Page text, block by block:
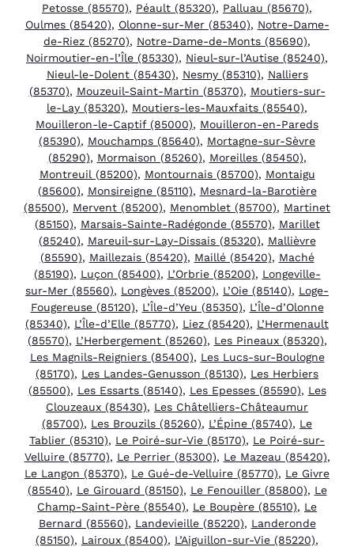
Petosse (85570), Péault (85320), Palluau (85670),
Oulmes (85420), Olonne-sur-Mer (85340), Notre-Dame-
de-Riez (85270), Notre-Dame-de-Monts (85690),
Noirmoutier-en-l’Île (85330), Nieul-sur-l’Autise (85240),
Nieul-le-Dolent (85430), Nesmy (85310), Nalliers
(85370), Mouzeuil-Saint-Martin (85370), Moutiers-sur-
le-Lay (85320), Moutiers-les-Mauxfaits (85540),
Mouilleron-le-Captif (85000), Mouilleron-en-Pareds
(85390), Mouchamps (85640), Mortagne-sur-Sèvre
(85290), Mormaison (85260), Moreilles (85450),
Montreuil (85200), Montournais (85700), Montaigu
(85600), Monsireigne (85110), Mesnard-la-Barotière
(85500), Mervent (85200), Menomblet (85700), Martinet
(85150), Marsais-Sainte-Radégonde (85570), Marillet
(85240), Mareuil-sur-Lay-Dissais (85320), Mallièvre
(85590), Maillezais (85420), Maillé (85420), Maché
(85190), Luçon (85400), L’Orbrie (85200), Longeville-
sur-Mer (85560), Longèves (85200), L’Oie (85140), Loge-
Fougereuse (85120), L’Île-d’Yeu (85350), L’Île-d’Olonne
(85340), L’Île-d’Elle (85770), Liez (85420), L’Hermenault
(85570), L’Herbergement (85260), Les Pineaux (85320),
Les Magnils-Reigniers (85400), Les Lucs-sur-Boulogne
(85170), Les Landes-Genusson (85130), Les Herbiers
(85500), Les Essarts (85140), Les Epesses (85590), Les
Clouzeaux (85430), Les Châtelliers-Châteaumur
(85700), Les Brouzils (85260), L’Épine (85740), Le
Tablier (85310), Le Poiré-sur-Vie (85170), Le Poiré-sur-
Velluire (85770), Le Perrier (85300), Le Mazeau (85420),
Le Langon (85370), Le Gué-de-Velluire (85770), Le Givre
(85540), Le Girouard (85150), Le Fenouiller (85800), Le
Champ-Saint-Père (85540), Le Boupère (85510), Le
Bernard (85560), Landevieille (85220), Landeronde
(85150), Lairoux (85400), L’Aiguillon-sur-Vie (85220),